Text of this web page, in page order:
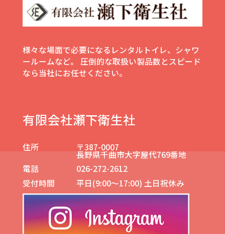
様々な場面で必要になるレンタルトイレ、シャワ
ールームなど。 圧倒的な取扱い製品数とスピード
なら当社にお任せください。
有限会社瀬下衛生社
住所 〒387-0007
長野県千曲市大字屋代769番地
電話
026-272-2612
受付時間
平日(9:00～17:00) 土日祝休み